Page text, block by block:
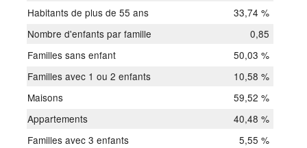
Habitants de plus de 55 ans
33,74 %
Nombre d'enfants par famille
0,85
Familles sans enfant
50,03 %
Familles avec 1 ou 2 enfants
10,58 %
Maisons
59,52 %
Appartements
40,48 %
Familles avec 3 enfants
5,55 %